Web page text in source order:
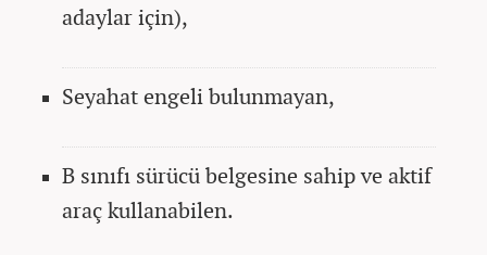
adaylar için),
Seyahat engeli bulunmayan,
B sınıfı sürücü belgesine sahip ve aktif
araç kullanabilen.